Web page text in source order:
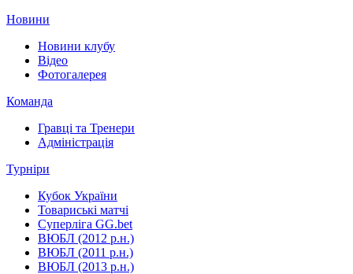
Новини
Новини клубу
Відео
Фотогалерея
Команда
Гравці та Тренери
Адміністрація
Турніри
Кубок України
Товариські матчі
Суперліга GG.bet
ВЮБЛ (2012 р.н.)
ВЮБЛ (2011 р.н.)
ВЮБЛ (2013 р.н.)